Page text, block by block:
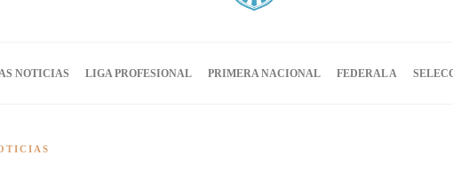
NOTICIAS LIGA PROFESIONAL PRIMERA NACIONAL FEDERAL A